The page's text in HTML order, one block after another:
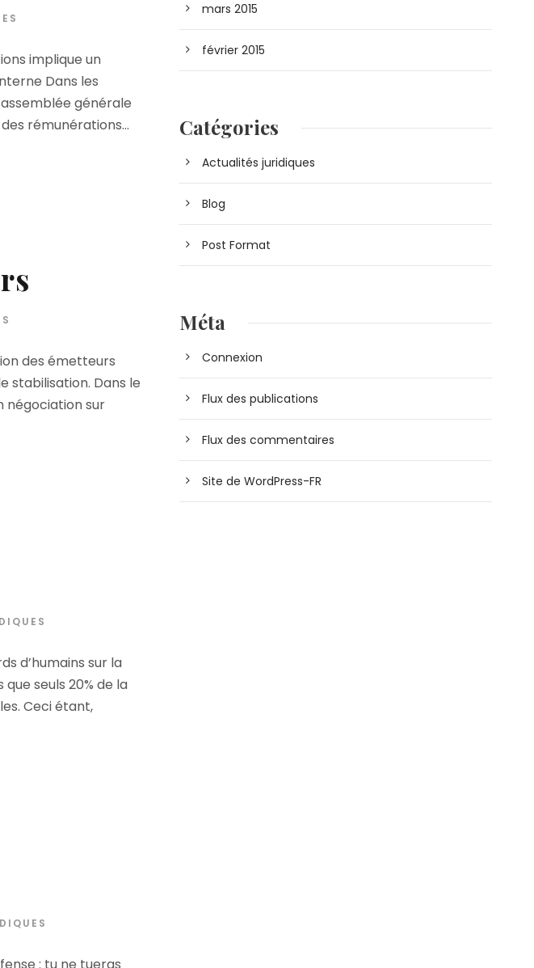
implique un
Dans les
générale
rémunérations...
des émetteurs
stabilisation. Dans le
négociation sur
d’humains sur la
seuls 20% de la
Ceci étant,
mars 2015
février 2015
Catégories
Actualités juridiques
Blog
Post Format
Méta
Connexion
Flux des publications
Flux des commentaires
Site de WordPress-FR